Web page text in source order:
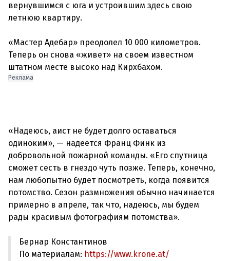
вернувшимся с юга и устроившим здесь свою
летнюю квартиру.
«Мастер Адебар» преодолел 10 000 километров.
Теперь он снова «живет» на своем известном
Реклама
«Надеюсь, аист не будет долго оставаться
одиноким», — надеется Франц Финк из
добровольной пожарной команды. «Его спутница
сможет сесть в гнездо чуть позже. Теперь, конечно,
нам любопытно будет посмотреть, когда появится
потомство. Сезон размножения обычно начинается
примерно в апреле, так что, надеюсь, мы будем
Бернар Константинов
По материалам: https://www.krone.at/